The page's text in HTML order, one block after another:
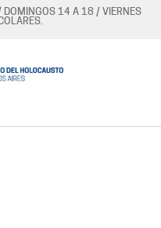
DOMINGOS 14 A 18 / VIERNES